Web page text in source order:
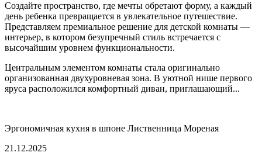
Создайте пространство, где мечты обретают форму, а каждый
день ребенка превращается в увлекательное путешествие.
Представляем премиальное решение для детской комнаты —
интерьер, в котором безупречный стиль встречается с
высочайшим уровнем функциональности.
Центральным элементом комнаты стала оригинально
организованная двухуровневая зона. В уютной нише первого
яруса расположился комфортный диван, приглашающий...
Эргономичная кухня в шпоне Лиственница Мореная
21.12.2025